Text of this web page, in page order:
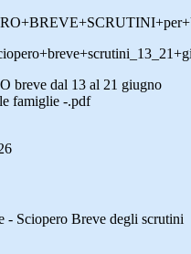
breve dal 13 al 21 giugno
famiglie -.pdf
- Sciopero Breve degli scrutini